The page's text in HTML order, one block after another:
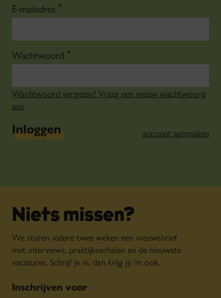
E-mailadres *
Wachtwoord *
Wachtwoord vergeten? Vraag een nieuw wachtwoord
aan
Inloggen account aanmaken
Niets missen?
We sturen iedere twee weken een nieuwsbrief
met interviews, praktijkverhalen en de nieuwste
vacatures. Schrijf je in, dan krijg jij ‘m ook.
Inschrijven voor